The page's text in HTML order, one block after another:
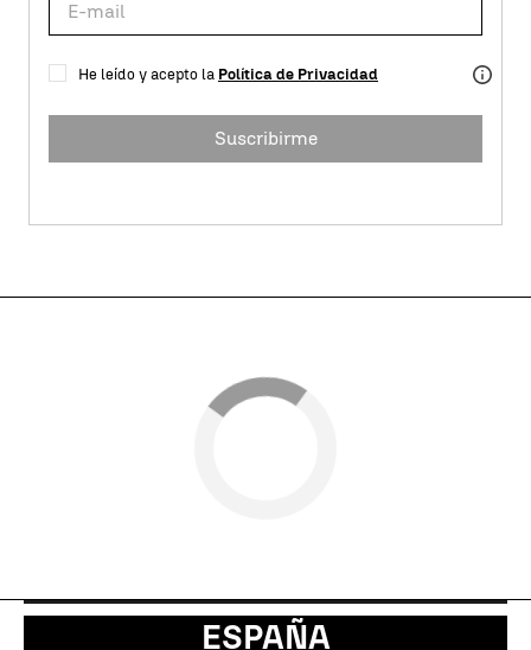
He leído y acepto la Política de Privacidad
Suscribirme
ESPAÑA